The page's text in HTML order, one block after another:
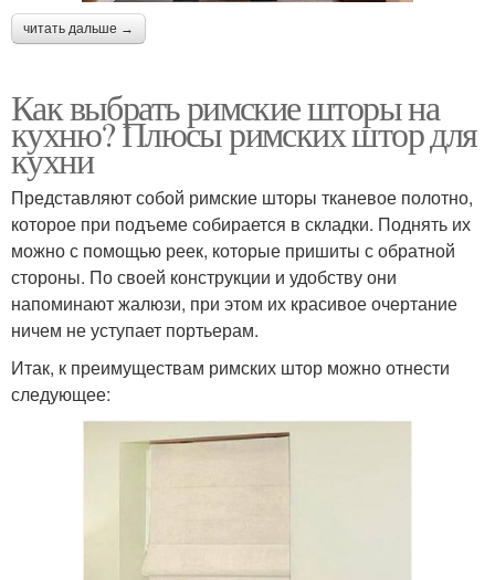
читать дальше →
Как выбрать римские шторы на
кухню? Плюсы римских штор для
кухни
Представляют собой римские шторы тканевое полотно,
которое при подъеме собирается в складки. Поднять их
можно с помощью реек, которые пришиты с обратной
стороны. По своей конструкции и удобству они
напоминают жалюзи, при этом их красивое очертание
ничем не уступает портьерам.
Итак, к преимуществам римских штор можно отнести
следующее: